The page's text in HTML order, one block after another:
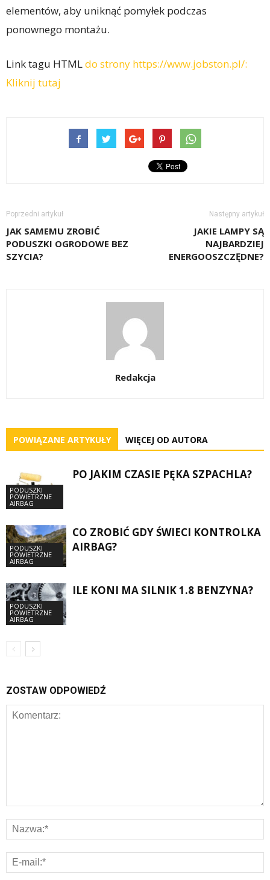
elementów, aby uniknąć pomyłek podczas
ponownego montażu.
Link tagu HTMLdo strony https://www.jobston.pl/:
Kliknij tutaj
Poprzedni artykuł
JAK SAMEMU ZROBIĆ
PODUSZKI OGRODOWE BEZ
SZYCIA?
Następny artykuł
JAKIE LAMPY SĄ
NAJBARDZIEJ
ENERGOOSZCZĘDNE?
Redakcja
POWIĄZANE ARTYKUŁY WIĘCEJ OD AUTORA
PODUSZKI
POWIETRZNE
AIRBAG
PO JAKIM CZASIE PĘKA SZPACHLA?
PODUSZKI
POWIETRZNE
AIRBAG
CO ZROBIĆ GDY ŚWIECI KONTROLKA
AIRBAG?
PODUSZKI
POWIETRZNE
AIRBAG
ILE KONI MA SILNIK 1.8 BENZYNA?
ZOSTAW ODPOWIEDŹ